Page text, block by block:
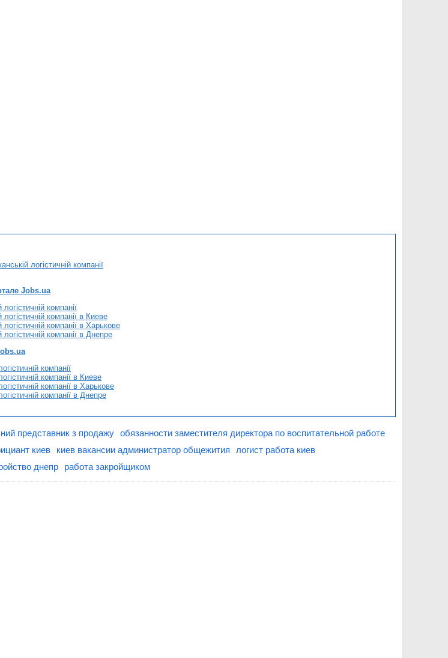
логістичній компанії
Jobs.ua
компанії
компанії в Киеве
компанії в Харькове
компанії в Днепре
компанії
компанії в Киеве
компанії в Харькове
компанії в Днепре
представник з продажу обязанности заместителя директора по воспитательной работе
киев киев вакансии администратор общежития
логист работа киев
днепр работа закройщиком